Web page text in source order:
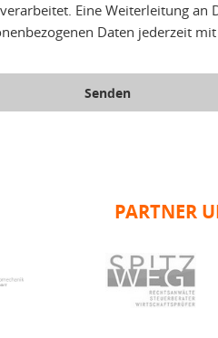
Eine Weiterleitung
Daten jederzeit
Senden
PARTNER